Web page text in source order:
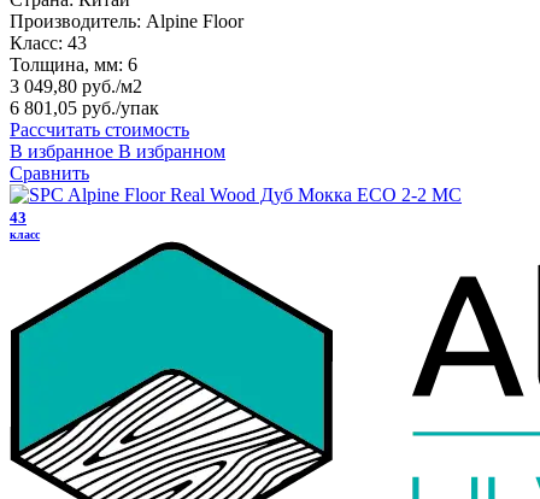
Производитель: Alpine Floor
Класс: 43
Толщина, мм: 6
3 049,80 руб./м2
6 801,05 руб./упак
Рассчитать стоимость
В избранное В избранном
Сравнить
43
класс